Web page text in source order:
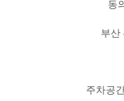
동
부산
주차공